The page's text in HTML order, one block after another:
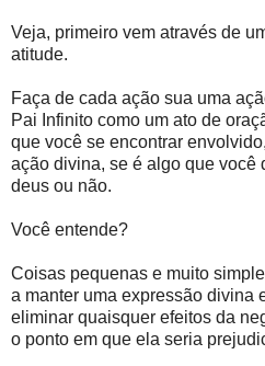
Veja, primeiro vem através de
atitude.
Faça de cada ação sua uma
Pai Infinito como um ato de
que você se encontrar
ação divina, se é algo que você
deus ou não.
Você entende?
Coisas pequenas e muito
a manter uma expressão divina
eliminar quaisquer efeitos da
o ponto em que ela seria